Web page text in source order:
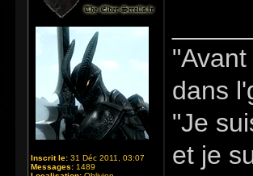
Inscrit le: 31 Déc 2011, 03:07
Messages: 1489
dans
"Je
et je